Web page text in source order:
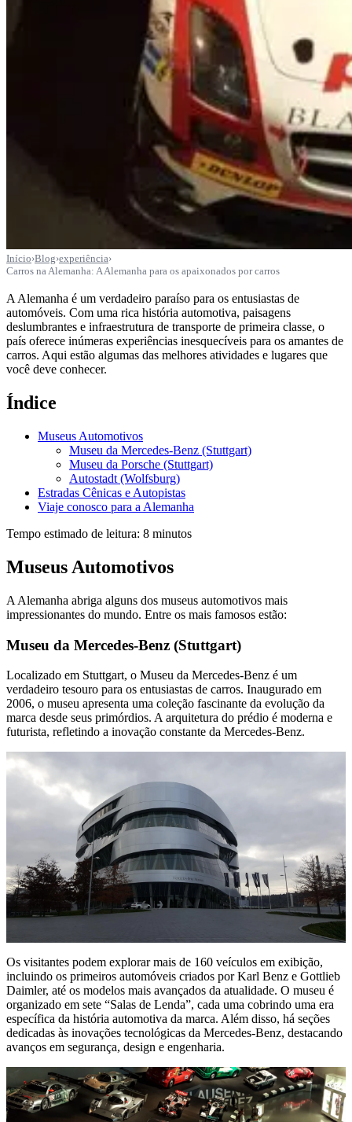
Início›Blog›experiência›
Carros na Alemanha: A Alemanha para os apaixonados por carros
A Alemanha é um verdadeiro paraíso para os entusiastas de
automóveis. Com uma rica história automotiva, paisagens
deslumbrantes e infraestrutura de transporte de primeira classe, o
país oferece inúmeras experiências inesquecíveis para os amantes de
carros. Aqui estão algumas das melhores atividades e lugares que
você deve conhecer.
Índice
Museus Automotivos
Museu da Mercedes-Benz (Stuttgart)
Museu da Porsche (Stuttgart)
Autostadt (Wolfsburg)
Estradas Cênicas e Autopistas
Viaje conosco para a Alemanha
Tempo estimado de leitura: 8 minutos
Museus Automotivos
A Alemanha abriga alguns dos museus automotivos mais
impressionantes do mundo. Entre os mais famosos estão:
Museu da Mercedes-Benz (Stuttgart)
Localizado em Stuttgart, o Museu da Mercedes-Benz é um
verdadeiro tesouro para os entusiastas de carros. Inaugurado em
2006, o museu apresenta uma coleção fascinante da evolução da
marca desde seus primórdios. A arquitetura do prédio é moderna e
futurista, refletindo a inovação constante da Mercedes-Benz.
Os visitantes podem explorar mais de 160 veículos em exibição,
incluindo os primeiros automóveis criados por Karl Benz e Gottlieb
Daimler, até os modelos mais avançados da atualidade. O museu é
organizado em sete “Salas de Lenda”, cada uma cobrindo uma era
específica da história automotiva da marca. Além disso, há seções
dedicadas às inovações tecnológicas da Mercedes-Benz, destacando
avanços em segurança, design e engenharia.